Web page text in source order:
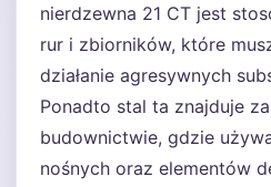
nierdzewna 21 CT jest
rur i zbiorników, które
działanie agresywnych
Ponadto stal ta znajduje
budownictwie, gdzie
nośnych oraz elementów